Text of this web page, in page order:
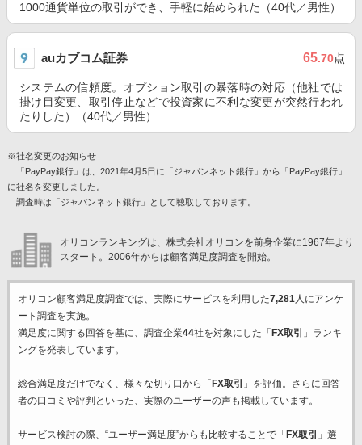
1000通貨単位の取引ができ、手軽に始められた（40代／男性）
auカブコム証券 65.70点
システムの信頼度。オプション取引の暴落時の対応（他社では
掛け目変更、取引停止などで投資家に不利な変更が突然行われ
たりした）（40代／男性）
※社名変更のお知らせ
「PayPay銀行」は、2021年4月5日に「ジャパンネット銀行」から「PayPay銀行」
に社名を変更しました。
調査時は「ジャパンネット銀行」として聴取しております。
オリコンランキングは、株式会社オリコンを前身企業に1967年より
スタート。2006年からは顧客満足度調査を開始。
オリコン顧客満足度調査では、実際にサービスを利用した7,281人にアンケ
ート調査を実施。
満足度に関する回答を基に、調査企業44社を対象にした「 FX取引
」ランキ
ングを発表しています。
総合満足度だけでなく、様々な切り口から「 FX取引
」を評価。さらに回答
者の口コミや評判といった、実際のユーザーの声も掲載しています。
サービス検討の際、“ユーザー満足度”からも比較することで「 FX取引
」選